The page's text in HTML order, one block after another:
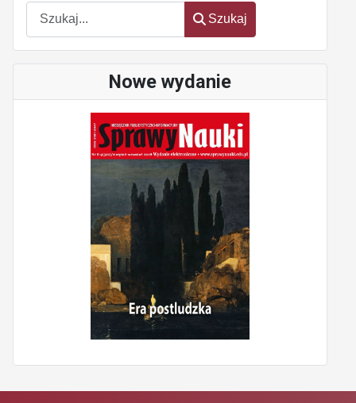
Szukaj
Szukaj
Nowe wydanie